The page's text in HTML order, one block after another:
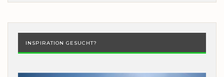
INSPIRATION GESUCHT?